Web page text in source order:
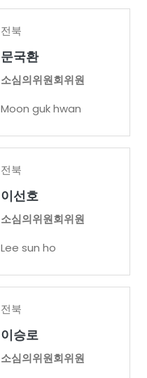
전북
문국환
소심의위원회위원
Moon guk hwan
전북
이선호
소심의위원회위원
Lee sun ho
전북
이승로
소심의위원회위원